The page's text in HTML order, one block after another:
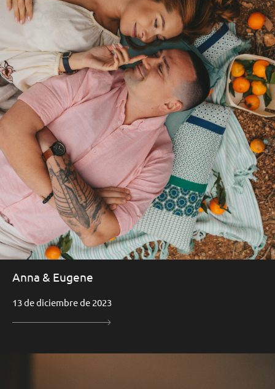
Anna & Eugene
13 de diciembre de 2023